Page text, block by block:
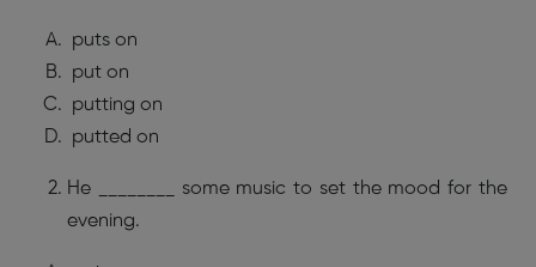
puts on
put on
putting on
putted on
He ________ some music to set the mood for the
evening.